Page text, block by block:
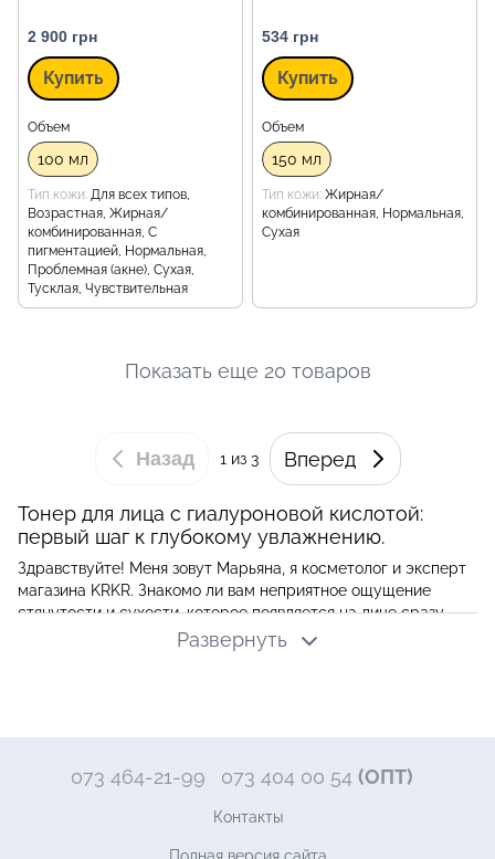
2 900 грн
Купить
Объем
100 мл
Тип кожи Для всех типов,
Возрастная, Жирная/
комбинированная, С
пигментацией, Нормальная,
Проблемная (акне), Сухая,
Тусклая, Чувствительная
534 грн
Купить
Объем
150 мл
Тип кожи Жирная/
комбинированная, Нормальная,
Сухая
Показать еще 20 товаров
Назад 1 из 3 Вперед
Тонер для лица с гиалуроновой кислотой:
первый шаг к глубокому увлажнению.
Здравствуйте! Меня зовут Марьяна, я косметолог и эксперт
магазина KRKR. Знакомо ли вам неприятное ощущение
стянутости и сухости, которое появляется на лице сразу
после умывания? Это сигнал, который подает ваша кожа,
теряя влагу. Игнорировать его — значит открывать дорогу к
ухода за кожей, который кардинально меняет ее состояние.
Развернуть
073 464-21-99 073 404 00 54 (ОПТ)
Контакты